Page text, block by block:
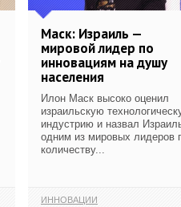
Маск: Израиль —
мировой лидер по
инновациям на душу
населения
Илон Маск высоко оценил
израильскую
индустрию и назвал
одним из мировых лидеров
количеству...
ИННОВАЦИИ